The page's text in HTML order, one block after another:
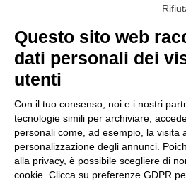
, Jacopo , - Cattedrale di S.
Questo sito web
dati personali dei
utenti
Con il tuo consenso, noi e i nostri
tecnologie simili per archiviare,
personali come, ad esempio, la visita
personalizzazione degli annunci.
alla privacy, è possibile scegliere di
cookie. Clicca su preferenze GDPR